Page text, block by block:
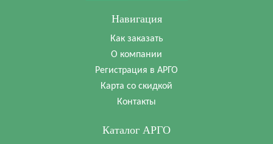
Навигация
Как заказать
О компании
Регистрация в АРГО
Карта со скидкой
Контакты
Каталог АРГО